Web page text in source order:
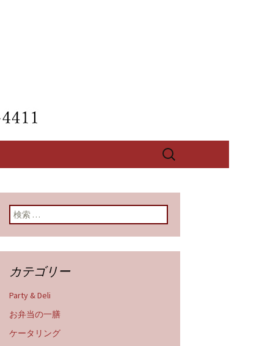
酔心】のブ
検
検索:
カテゴリー
Party & Deli
お弁当の一膳
ケータリング